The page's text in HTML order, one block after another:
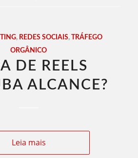
, REDES SOCIAIS,TRÁFEGO
ORGÂNICO
DE REELS
ALCANCE?
Leia mais